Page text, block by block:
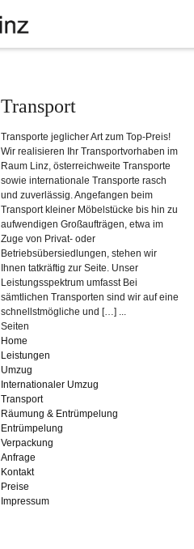
Transport
Transporte jeglicher Art zum Top-Preis!
Wir realisieren Ihr Transportvorhaben im
Raum Linz, österreichweite Transporte
sowie internationale Transporte rasch
und zuverlässig. Angefangen beim
Transport kleiner Möbelstücke bis hin zu
aufwendigen Großaufträgen, etwa im
Zuge von Privat- oder
Betriebsübersiedlungen, stehen wir
Ihnen tatkräftig zur Seite. Unser
Leistungsspektrum umfasst Bei
sämtlichen Transporten sind wir auf eine
schnellstmögliche und […] ...
Seiten
Home
Leistungen
Umzug
Internationaler Umzug
Transport
Räumung & Entrümpelung
Entrümpelung
Verpackung
Anfrage
Kontakt
Preise
Impressum